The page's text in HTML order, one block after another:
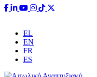
EL
EN
FR
ES